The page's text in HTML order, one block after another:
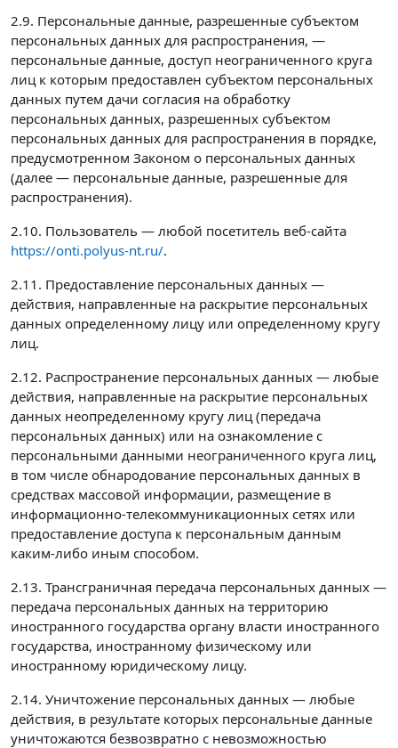
2.9. Персональные данные, разрешенные субъектом
персональных данных для распространения, —
персональные данные, доступ неограниченного круга
лиц к которым предоставлен субъектом персональных
данных путем дачи согласия на обработку
персональных данных, разрешенных субъектом
персональных данных для распространения в порядке,
предусмотренном Законом о персональных данных
(далее — персональные данные, разрешенные для
распространения).
2.10. Пользователь — любой посетитель веб-сайта
https://onti.polyus-nt.ru/.
2.11. Предоставление персональных данных —
действия, направленные на раскрытие персональных
данных определенному лицу или определенному кругу
лиц.
2.12. Распространение персональных данных — любые
действия, направленные на раскрытие персональных
данных неопределенному кругу лиц (передача
персональных данных) или на ознакомление с
персональными данными неограниченного круга лиц,
в том числе обнародование персональных данных в
средствах массовой информации, размещение в
информационно-телекоммуникационных сетях или
предоставление доступа к персональным данным
каким-либо иным способом.
2.13. Трансграничная передача персональных данных —
передача персональных данных на территорию
иностранного государства органу власти иностранного
государства, иностранному физическому или
иностранному юридическому лицу.
2.14. Уничтожение персональных данных — любые
действия, в результате которых персональные данные
уничтожаются безвозвратно с невозможностью